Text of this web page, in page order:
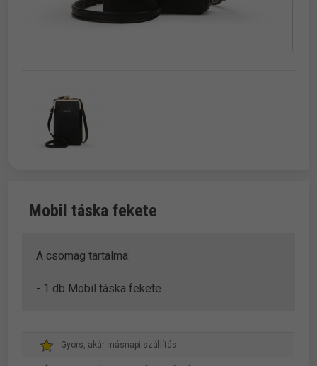
Mobil táska fekete
A csomag tartalma:
- 1 db Mobil táska fekete
Gyors, akár másnapi szállítás